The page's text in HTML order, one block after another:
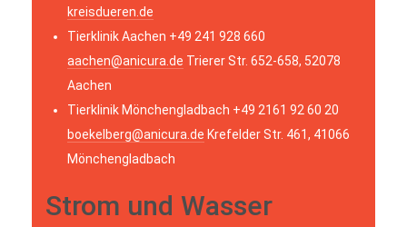
kreisdueren.de
Tierklinik Aachen +49 241 928 660
aachen@anicura.de Trierer Str. 652-658, 52078
Aachen
Tierklinik Mönchengladbach +49 2161 92 60 20
boekelberg@anicura.de Krefelder Str. 461, 41066
Mönchengladbach
Strom und Wasser